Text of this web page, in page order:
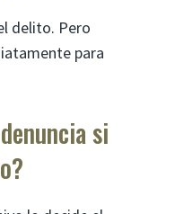
delito. Pero
para
si